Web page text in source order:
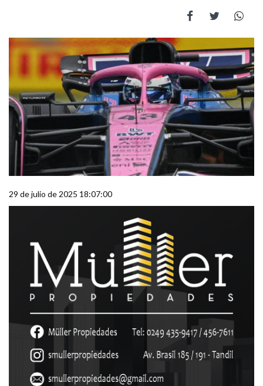
29 de julio de 2025 18:07:00